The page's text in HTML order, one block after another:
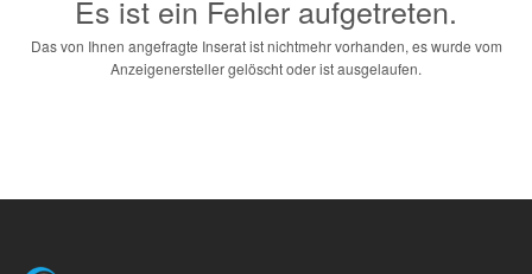
Es ist ein Fehler aufgetreten.
Das von Ihnen angefragte Inserat ist nichtmehr vorhanden, es wurde vom
Anzeigenersteller gelöscht oder ist ausgelaufen.